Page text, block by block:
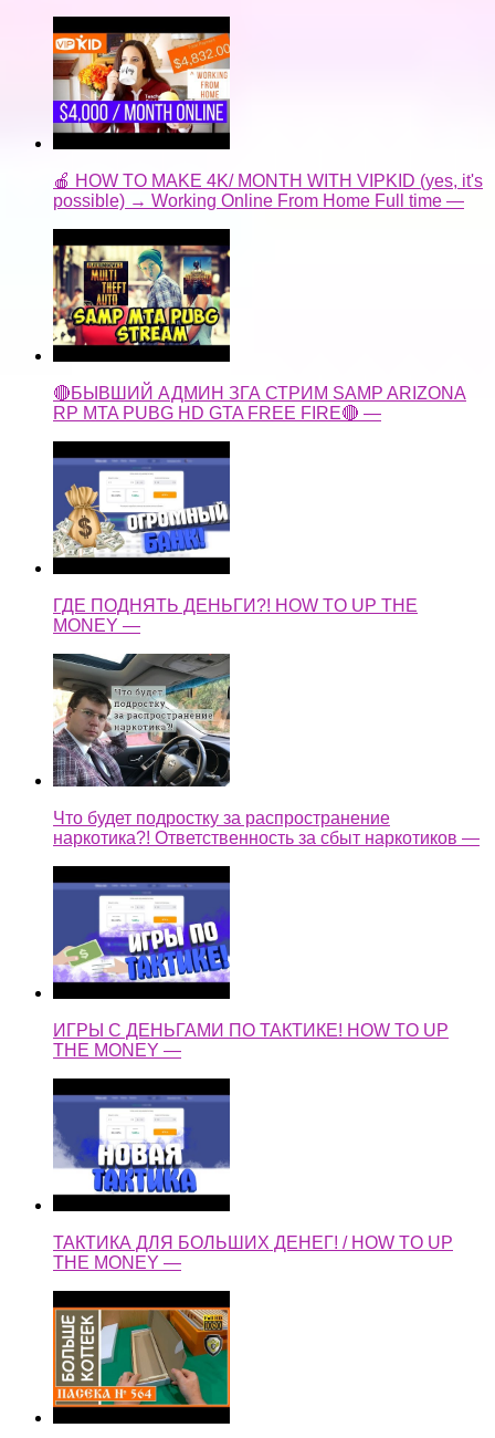
🍎 HOW TO MAKE 4K/ MONTH WITH VIPKID (yes, it's
possible) → Working Online From Home Full time —
🔴БЫВШИЙ АДМИН ЗГА СТРИМ SAMP ARIZONA
RP MTA PUBG HD GTA FREE FIRE🔴 —
ГДЕ ПОДНЯТЬ ДЕНЬГИ?! HOW TO UP THE
MONEY —
Что будет подростку за распространение
наркотика?! Ответственность за сбыт наркотиков —
ИГРЫ С ДЕНЬГАМИ ПО ТАКТИКЕ! HOW TO UP
THE MONEY —
ТАКТИКА ДЛЯ БОЛЬШИХ ДЕНЕГ! / HOW TO UP
THE MONEY —